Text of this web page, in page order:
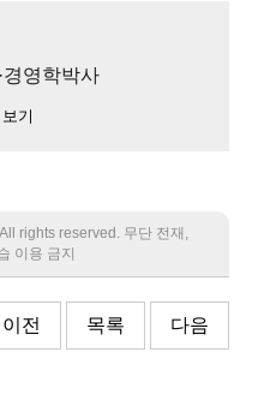
경영학박사
기
rights reserved. 무단 전재,
이용 금지
이전 목록 다음